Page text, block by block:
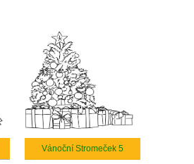
Vánoční Stromeček 5